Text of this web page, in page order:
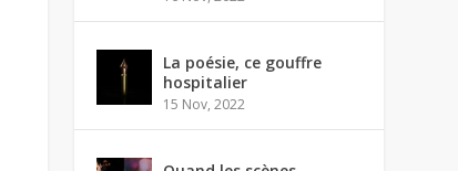
La poésie, ce gouffre
hospitalier
15 Nov, 2022